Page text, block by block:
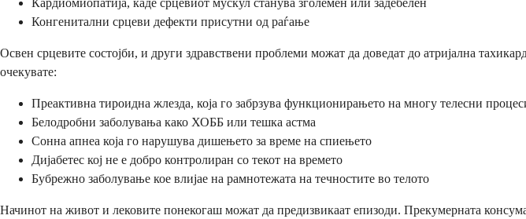
Конгенитални срцеви дефекти присутни од раѓање
Освен срцевите состојби, и други здравствени проблеми можат да доведат до атријална
очекувате:
Преактивна тироидна жлезда, која го забрзува функционирањето на многу телесни
Белодробни заболувања како ХОББ или тешка астма
Сонна апнеа која го нарушува дишењето за време на спиењето
Дијабетес кој не е добро контролиран со текот на времето
Бубрежно заболување кое влијае на рамнотежата на течностите во телото
Начинот на живот и лековите понекогаш можат да предизвикаат епизоди. Прекумерната